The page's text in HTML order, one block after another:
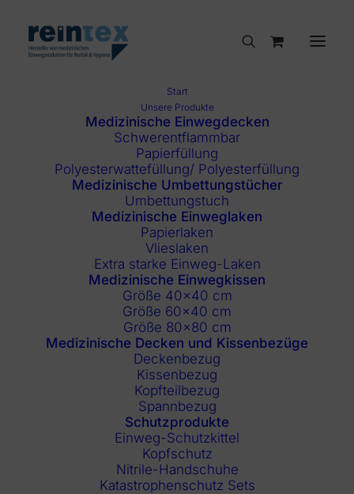
Start
Unsere Produkte
Medizinische Einwegdecken
Schwerentflammbar
Papierfüllung
Polyesterwattefüllung/ Polyesterfüllung
Medizinische Umbettungstücher
Umbettungstuch
Medizinische Einweglaken
Papierlaken
Vlieslaken
Extra starke Einweg-Laken
Medizinische Einwegkissen
Größe 40×40 cm
Größe 60×40 cm
Größe 80×80 cm
Medizinische Decken und Kissenbezüge
Deckenbezug
Kissenbezug
Kopfteilbezug
Spannbezug
Schutzprodukte
Einweg-Schutzkittel
Kopfschutz
Nitrile-Handschuhe
Katastrophenschutz Sets